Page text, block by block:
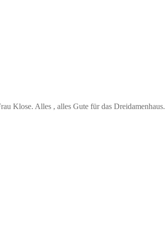
Klose. Alles , alles Gute für das Dreidamenhaus.